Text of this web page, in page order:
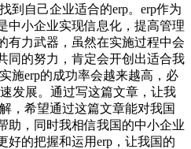
到自己企业适合的erp。erp作为
中小企业实现信息化，提高管理
有力武器，虽然在实施过程中会
同的努力，肯定会开创出适合我
施erp的成功率会越来越高，必
发展。通过写这篇文章，让我
，希望通过这篇文章能对我国
助，同时我相信我国的中小企业
好的把握和运用erp，让我国的